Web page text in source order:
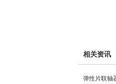
相关资讯
弹性片联轴